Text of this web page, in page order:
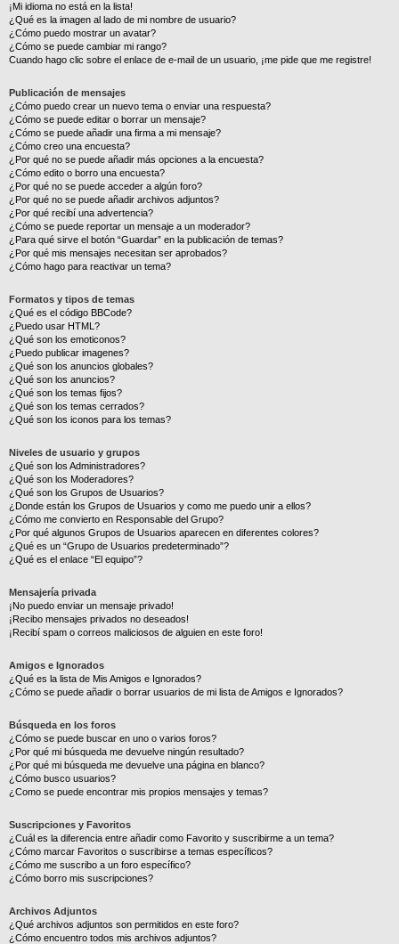
¡Mi idioma no está en la lista!
¿Qué es la imagen al lado de mi nombre de usuario?
¿Cómo puedo mostrar un avatar?
¿Cómo se puede cambiar mi rango?
Cuando hago clic sobre el enlace de e-mail de un usuario, ¡me pide que me registre!
Publicación de mensajes
¿Cómo puedo crear un nuevo tema o enviar una respuesta?
¿Cómo se puede editar o borrar un mensaje?
¿Cómo se puede añadir una firma a mi mensaje?
¿Cómo creo una encuesta?
¿Por qué no se puede añadir más opciones a la encuesta?
¿Cómo edito o borro una encuesta?
¿Por qué no se puede acceder a algún foro?
¿Por qué no se puede añadir archivos adjuntos?
¿Por qué recibí una advertencia?
¿Cómo se puede reportar un mensaje a un moderador?
¿Para qué sirve el botón “Guardar” en la publicación de temas?
¿Por qué mis mensajes necesitan ser aprobados?
¿Cómo hago para reactivar un tema?
Formatos y tipos de temas
¿Qué es el código BBCode?
¿Puedo usar HTML?
¿Qué son los emoticonos?
¿Puedo publicar imagenes?
¿Qué son los anuncios globales?
¿Qué son los anuncios?
¿Qué son los temas fijos?
¿Qué son los temas cerrados?
¿Qué son los iconos para los temas?
Niveles de usuario y grupos
¿Qué son los Administradores?
¿Qué son los Moderadores?
¿Qué son los Grupos de Usuarios?
¿Donde están los Grupos de Usuarios y como me puedo unir a ellos?
¿Cómo me convierto en Responsable del Grupo?
¿Por qué algunos Grupos de Usuarios aparecen en diferentes colores?
¿Qué es un “Grupo de Usuarios predeterminado”?
¿Qué es el enlace “El equipo”?
Mensajería privada
¡No puedo enviar un mensaje privado!
¡Recibo mensajes privados no deseados!
¡Recibí spam o correos maliciosos de alguien en este foro!
Amigos e Ignorados
¿Qué es la lista de Mis Amigos e Ignorados?
¿Cómo se puede añadir o borrar usuarios de mi lista de Amigos e Ignorados?
Búsqueda en los foros
¿Cómo se puede buscar en uno o varios foros?
¿Por qué mi búsqueda me devuelve ningún resultado?
¿Por qué mi búsqueda me devuelve una página en blanco?
¿Cómo busco usuarios?
¿Como se puede encontrar mis propios mensajes y temas?
Suscripciones y Favoritos
¿Cuál es la diferencia entre añadir como Favorito y suscribirme a un tema?
¿Cómo marcar Favoritos o suscribirse a temas específicos?
¿Cómo me suscribo a un foro específico?
¿Cómo borro mis suscripciones?
Archivos Adjuntos
¿Qué archivos adjuntos son permitidos en este foro?
¿Cómo encuentro todos mis archivos adjuntos?